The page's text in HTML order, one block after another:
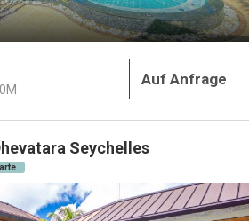
Auf Anfrage
Seychelles